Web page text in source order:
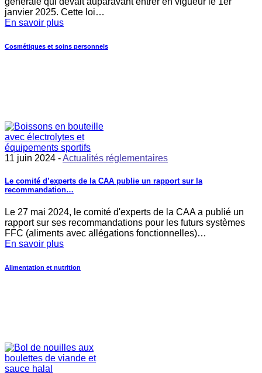
janvier 2025. Cette loi…
En savoir plus
Cosmétiques et soins personnels
11 juin 2024 -Actualités réglementaires
Le comité d’experts de la CAA publie un rapport sur la
recommandation…
Le 27 mai 2024, le comité d'experts de la CAA a publié un
rapport sur ses recommandations pour les futurs systèmes
FFC (aliments avec allégations fonctionnelles)…
En savoir plus
Alimentation et nutrition